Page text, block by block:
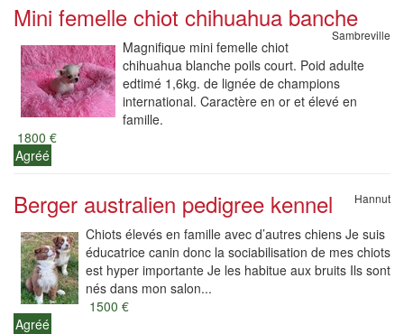
Mini femelle chiot chihuahua banche
Sambreville
Magnifique mini femelle chiot
chihuahua blanche poils court. Poid adulte
edtimé 1,6kg. de lignée de champions
international. Caractère en or et élevé en
famille.
1800 €
Agréé
Berger australien pedigree kennel Hannut
Chiots élevés en famille avec d’autres chiens Je suis
éducatrice canin donc la sociabilisation de mes chiots
est hyper importante Je les habitue aux bruits Ils sont
nés dans mon salon...
1500 €
Agréé